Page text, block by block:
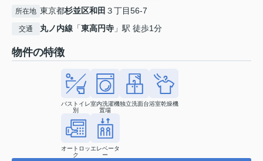
所在地 東京都杉並区和田 ３丁目56-7
交通 丸ノ内線 「東高円寺 」駅 徒歩1分
物件の特徴
バストイレ
別
室内洗濯機
置場
独立洗面台浴室乾燥機
オートロッ
ク
エレベータ
ー